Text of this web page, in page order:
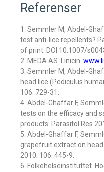
Referenser
1. Semmler M, Abdel-
test anti-lice repellents?
of print. DOI 10.1007/
2. MEDA AS. Linicin.
3. Semmler M, Abdel-
head lice (Pediculus
106: 729-31.
4. Abdel-Ghaffar F,
tests on the efficacy and
products. Parasitol Res
5. Abdel-Ghaffar F,
grapefruit extract on head
2010; 106: 445-9.
6. Folkehelseinstituttet.